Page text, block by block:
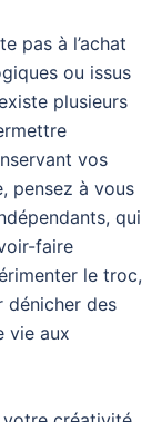
pas à l’achat
ou issus
plusieurs
vos
pensez à vous
qui
faire
le troc,
dénicher des
vie aux